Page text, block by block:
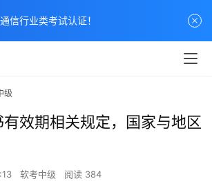
级
效期相关规定，国家与地区
软考中级 阅读 384
信行业类考试认证！